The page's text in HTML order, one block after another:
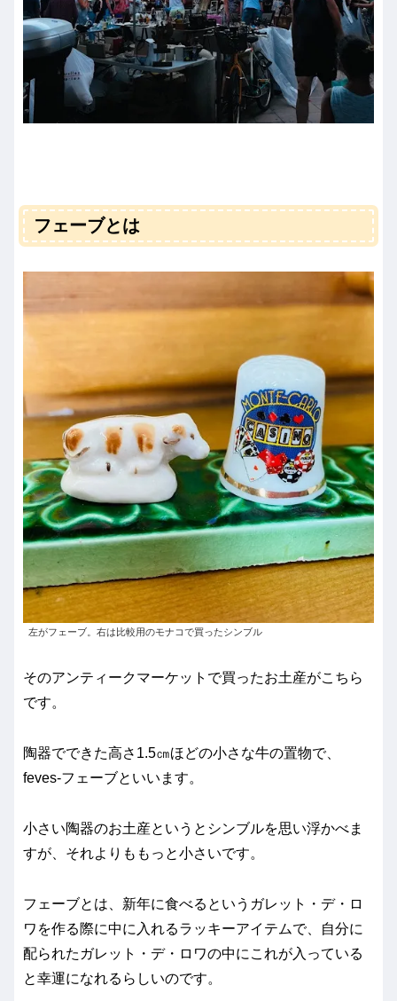
フェーブとは
左がフェーブ。右は比較用のモナコで買ったシンブル
そのアンティークマーケットで買ったお土産がこちら
です。
陶器でできた高さ1.5㎝ほどの小さな牛の置物で、
feves-フェーブといいます。
小さい陶器のお土産というとシンブルを思い浮かべま
すが、それよりももっと小さいです。
フェーブとは、新年に食べるというガレット・デ・ロ
ワを作る際に中に入れるラッキーアイテムで、自分に
配られたガレット・デ・ロワの中にこれが入っている
と幸運になれるらしいのです。